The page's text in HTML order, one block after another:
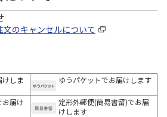
文のキャンセルについて
けしま
ゆうパケットでお届けします
お届け
定形外郵便(簡易書留)でお届
けします